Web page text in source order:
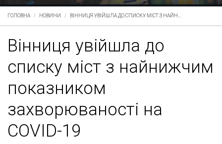
ГОЛОВНА НОВИНИ ВІННИЦЯ УВІЙШЛА ДО СПИСКУ МІСТ З НАЙН...
Вінниця увійшла до
списку міст з найнижчим
показником
захворюваності на
COVID-19